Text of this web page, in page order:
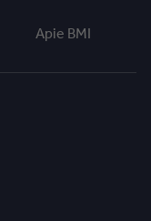
Apie BMI